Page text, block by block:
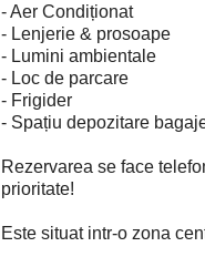
- Aer Condiționat
- Lenjerie & prosoape
- Lumini ambientale
- Loc de parcare
- Frigider
- Spațiu depozitare
Rezervarea se face
prioritate!
Este situat intr-o zona